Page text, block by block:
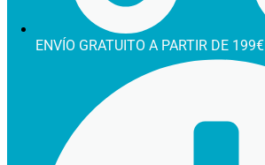
ENVÍO GRATUITO A PARTIR DE 199€